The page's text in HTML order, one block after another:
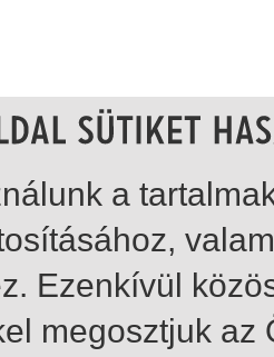
a
Ezenkívül
megosztjuk